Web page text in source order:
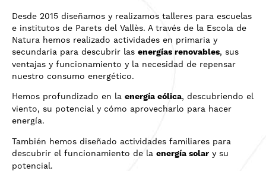
Desde 2015 diseñamos y realizamos talleres para escuelas
e institutos de Parets del Vallès. A través de la Escola de
Natura hemos realizado actividades en primaria y
secundaria para descubrir las energías renovables, sus
ventajas y funcionamiento y la necesidad de repensar
nuestro consumo energético.
Hemos profundizado en la energía eólica, descubriendo el
viento, su potencial y cómo aprovecharlo para hacer
energía.
También hemos diseñado actividades familiares para
descubrir el funcionamiento de la energía solar y su
potencial.